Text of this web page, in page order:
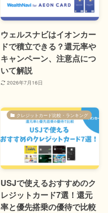
ウェルスナビはイオンカー
ドで積立できる？還元率や
キャンペーン、注意点につ
いて解説
2026年7月16日
クレジットカード比較・ランキング
USJで使えるおすすめのク
レジットカード7選！還元
率と優先搭乗の優待で比較